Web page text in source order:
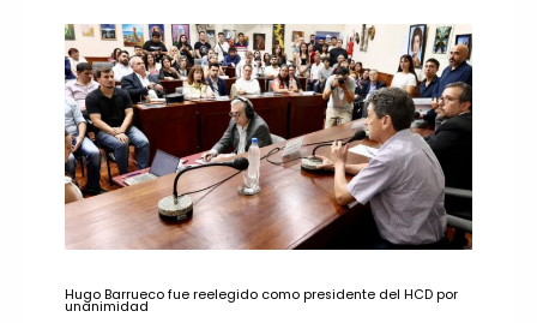
Hugo Barrueco fue reelegido como presidente del HCD por
unanimidad